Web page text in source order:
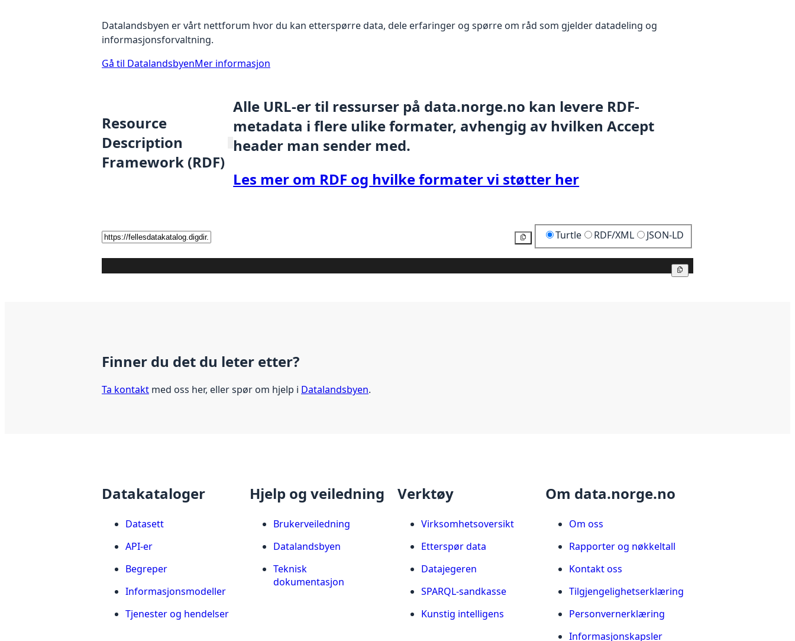
Datalandsbyen er vårt nettforum hvor du kan etterspørre data, dele erfaringer og spørre om råd som gjelder datadeling og
informasjonsforvaltning.
Gå til DatalandsbyenMer informasjon
Resource
Description
Framework (RDF)
Alle URL-er til ressurser på data.norge.no kan levere RDF-
metadata i flere ulike formater, avhengig av hvilken Accept
header man sender med.
Les mer om RDF og hvilke formater vi støtter her
Kopier Turtle RDF/XML JSON-LD
Finner du det du leter etter?
Ta kontakt med oss her, eller spør om hjelp i Datalandsbyen.
Datakataloger
Datasett
API-er
Begreper
Informasjonsmodeller
Tjenester og hendelser
Hjelp og veiledning
Brukerveiledning
Datalandsbyen
Teknisk
dokumentasjon
Verktøy
Virksomhetsoversikt
Etterspør data
Datajegeren
SPARQL-sandkasse
Kunstig intelligens
Om data.norge.no
Om oss
Rapporter og nøkkeltall
Kontakt oss
Tilgjengelighetserklæring
Personvernerklæring
Informasjonskapsler